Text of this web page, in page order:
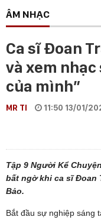
ÂM NHẠC
Ca sĩ Đoan
và xem
của mình”
MR TI 11:50 13/01/
Tập 9 Người Kể
bất ngờ khi ca sĩ Đoan
Bảo.
Bắt đầu sự nghiệp sáng